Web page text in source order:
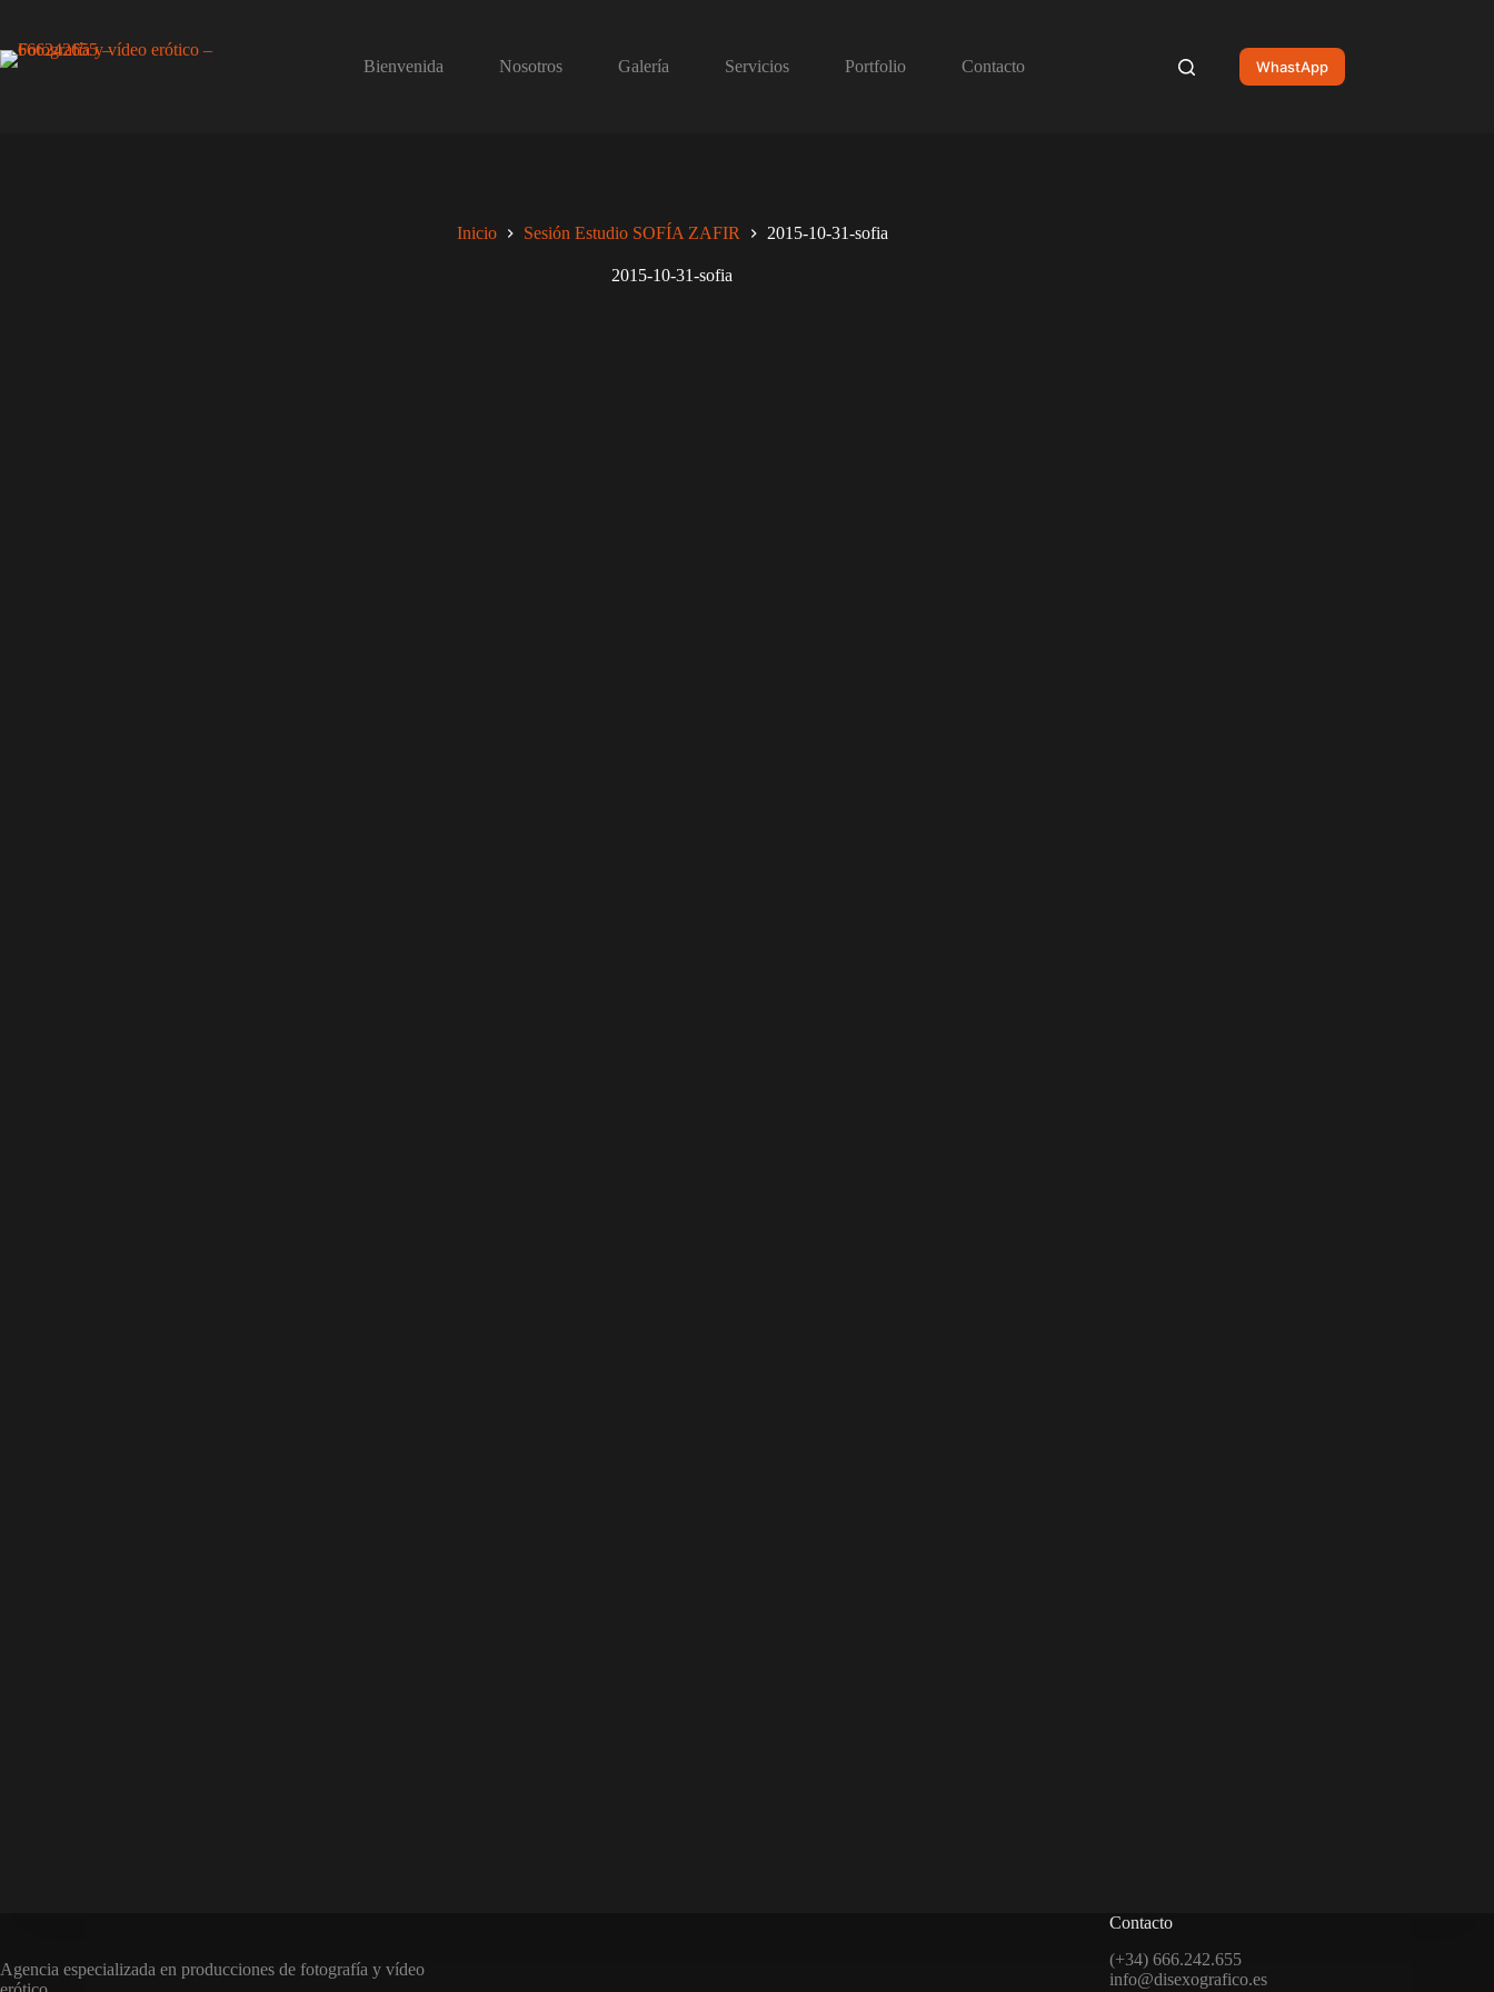
contenido
Bienvenida
Nosotros Galería Servicios Portfolio Contacto WhastApp
Inicio Sesión Estudio SOFÍA ZAFIR 2015-10-31-sofia
2015-10-31-sofia
Agencia especializada en producciones de fotografía y vídeo
Contacto
(+34) 666.242.655
info@disexografico.es